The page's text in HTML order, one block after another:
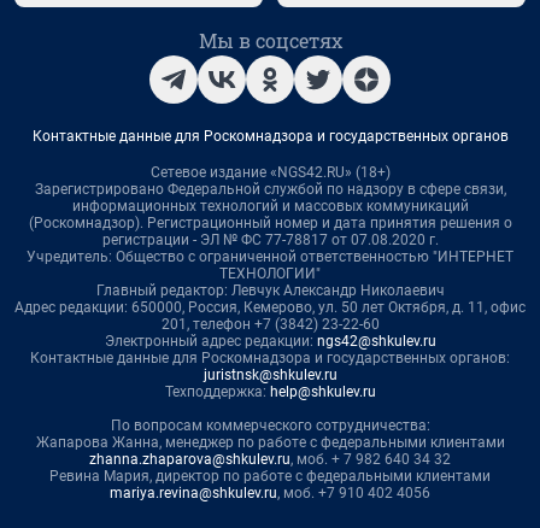
Мы в соцсетях
Контактные данные для Роскомнадзора и государственных органов
Сетевое издание «NGS42.RU» (18+)
Зарегистрировано Федеральной службой по надзору в сфере связи,
информационных технологий и массовых коммуникаций
(Роскомнадзор). Регистрационный номер и дата принятия решения о
регистрации - ЭЛ № ФС 77-78817 от 07.08.2020 г.
Учредитель: Общество с ограниченной ответственностью "ИНТЕРНЕТ
ТЕХНОЛОГИИ"
Главный редактор: Левчук Александр Николаевич
Адрес редакции: 650000, Россия, Кемерово, ул. 50 лет Октября, д. 11, офис
201, телефон +7 (3842) 23-22-60
Электронный адрес редакции: ngs42@shkulev.ru
Контактные данные для Роскомнадзора и государственных органов:
juristnsk@shkulev.ru
Техподдержка: help@shkulev.ru
По вопросам коммерческого сотрудничества:
Жапарова Жанна, менеджер по работе с федеральными клиентами
zhanna.zhaparova@shkulev.ru, моб. + 7 982 640 34 32
Ревина Мария, директор по работе с федеральными клиентами
mariya.revina@shkulev.ru, моб. +7 910 402 4056